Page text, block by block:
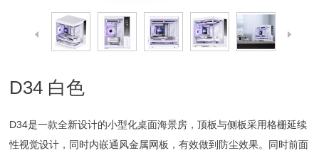
D34 白色
D34是一款全新设计的小型化桌面海景房，顶板与侧板采用格栅延续
性视觉设计，同时内嵌通风金属网板，有效做到防尘效果。同时前面